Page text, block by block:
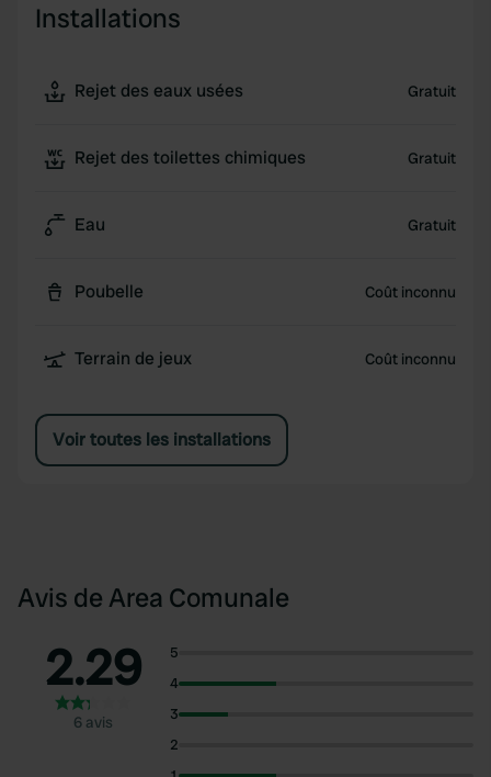
Installations
Rejet des eaux usées Gratuit
Rejet des toilettes chimiques Gratuit
Eau Gratuit
Poubelle Coût inconnu
Terrain de jeux Coût inconnu
Voir toutes les installations
Avis de Area Comunale
2.29
6 avis
5
4
3
2